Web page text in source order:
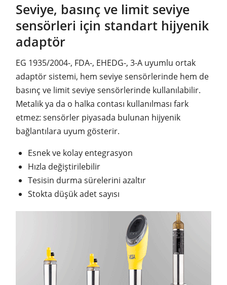
Seviye, basınç ve limit seviye
sensörleri için standart hijyenik
adaptör
EG 1935/2004-, FDA-, EHEDG-, 3-A uyumlu ortak
adaptör sistemi, hem seviye sensörlerinde hem de
basınç ve limit seviye sensörlerinde kullanılabilir.
Metalik ya da o halka contası kullanılması fark
etmez: sensörler piyasada bulunan hijyenik
bağlantılara uyum gösterir.
Esnek ve kolay entegrasyon
Hızla değiştirilebilir
Tesisin durma sürelerini azaltır
Stokta düşük adet sayısı